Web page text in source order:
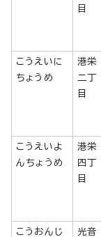
目
こうえいに
ちょうめ
港栄
二丁
目
こうえいよ
んちょうめ
港栄
四丁
目
こうおんじ
光音